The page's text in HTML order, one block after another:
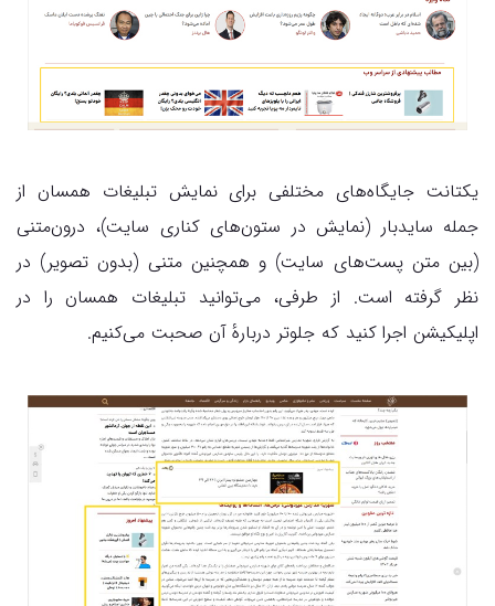
یکتانت جایگاه‌های مختلفی برای نمایش تبلیغات همسان از
جمله سایدبار (نمایش در ستون‌های کناری سایت)، درون‌متنی
(بین متن پست‌های سایت) و همچنین متنی (بدون تصویر) در
نظر گرفته است. از طرفی، می‌توانید تبلیغات همسان را در
اپلیکیشن اجرا کنید که جلوتر دربارهٔ آن صحبت می‌کنیم.